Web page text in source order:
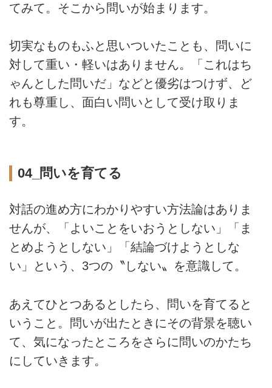
てみて。そこから問いが始まります。
切実なものもふと思いついたことも、問いに
対して重い・軽いはありません。「これはち
ゃんとした問いだ」などと優劣はつけず、ど
れも尊重し、面白い問いとして受け取りま
す。
04_問いを育てる
対話の進め方にわかりやすい方法論はありま
せんが、「よいことをいおうとしない」「ま
とめようとしない」「結論づけようとしな
い」という、3つの〝しない〟を意識して。
あえてひとつあるとしたら、問いを育てると
いうこと。問いが出たときにその背景を聴い
て、気になったところをさらに問いのかたち
にしていきます。